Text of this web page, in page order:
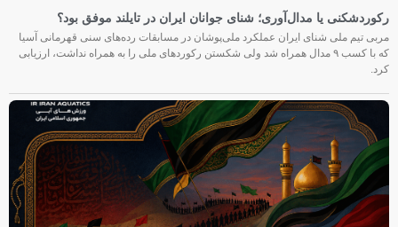
رکوردشکنی یا مدال‌آوری؛ شنای جوانان ایران در تایلند موفق بود؟
مربی تیم ملی شنای ایران عملکرد ملی‌پوشان در مسابقات رده‌های سنی قهرمانی آسیا
که با کسب ۹ مدال همراه شد ولی شکستن رکوردهای ملی را به همراه نداشت، ارزیابی
کرد.